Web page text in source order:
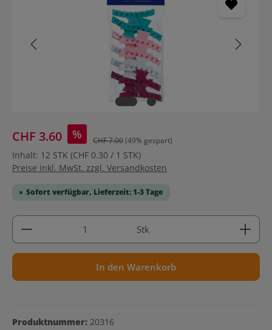
CHF 3.60 % CHF 7.00(49% gespart)
Inhalt: 12 STK (CHF 0.30 / 1 STK)
Preise inkl. MwSt. zzgl. Versandkosten
Sofort verfügbar, Lieferzeit: 1-3 Tage
Produkt Anzahl: Gib den gewünschten Wert ein
Stk
In den Warenkorb
Produktnummer: 20316